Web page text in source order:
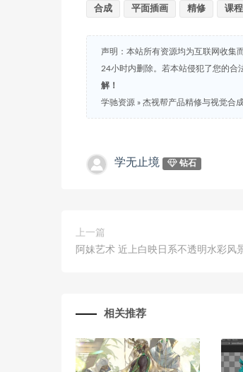
合成 平面插画 精修 课
声明：本站所有资源均为互联网收集
24小时内删除。若本站侵犯了您的合
解！
学驰资源 » 杰视帮产品精修与视觉合
学无止境 钻石
上一篇
阿妹艺术 近上白映日系不透明水彩风
相关推荐